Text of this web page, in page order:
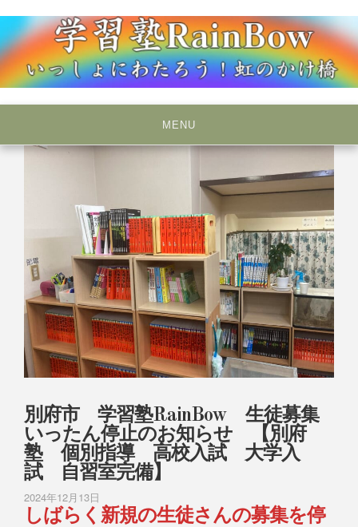
to
content
学習塾RainBow
MENU
別府市 学習塾RainBow 生徒募集
いったん停止のお知らせ 【別府
塾 個別指導 高校入試 大学入
試 自習室完備】
2024年12月13日
しばらく新規の生徒さんの募集を停